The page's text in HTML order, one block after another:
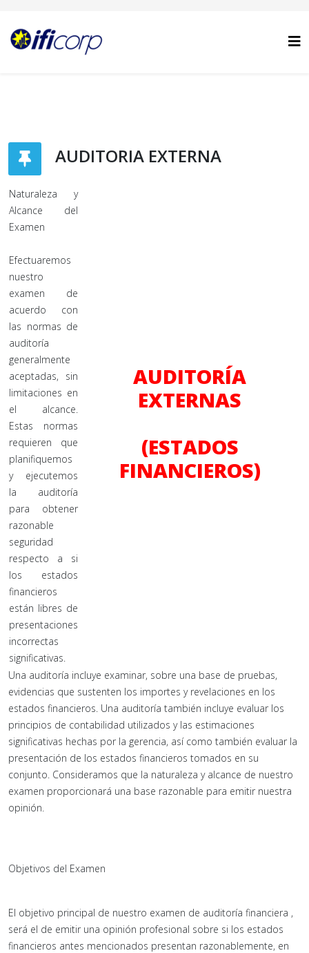
AUDITORIA EXTERNA
Naturaleza y
Alcance del
Examen
Efectuaremos
nuestro
examen de
acuerdo con
las normas de
auditoría
generalmente
aceptadas, sin
limitaciones en
el alcance.
Estas normas
requieren que
planifiquemos
y ejecutemos
la auditoría
para obtener
razonable
seguridad
respecto a si
los estados
financieros
están libres de
presentaciones
incorrectas
significativas.
AUDITORÍA
EXTERNAS
(ESTADOS
FINANCIEROS)
Una auditoría incluye examinar, sobre una base de pruebas,
evidencias que sustenten los importes y revelaciones en los
estados financieros. Una auditoría también incluye evaluar los
principios de contabilidad utilizados y las estimaciones
significativas hechas por la gerencia, así como también evaluar la
presentación de los estados financieros tomados en su
conjunto. Consideramos que la naturaleza y alcance de nuestro
examen proporcionará una base razonable para emitir nuestra
opinión.
Objetivos del Examen
El objetivo principal de nuestro examen de auditoría financiera ,
será el de emitir una opinión profesional sobre si los estados
financieros antes mencionados presentan razonablemente, en